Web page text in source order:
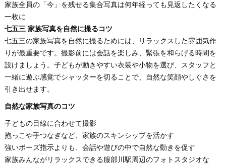
家族全員の「今」を残せる集合写真は何年経っても見返したくなる
一枚に
七五三 家族写真を自然に撮るコツ
七五三の家族写真を自然に撮るためには、リラックスした雰囲気作
りが最重要です。撮影前には会話を楽しみ、緊張を和らげる時間を
設けましょう。子どもが動きやすい衣装や小物を選び、スタッフと
一緒に遊ぶ感覚でシャッターを切ることで、自然な笑顔やしぐさを
引き出せます。
自然な家族写真のコツ
子どもの目線に合わせて撮影
抱っこや手つなぎなど、家族のスキンシップを活かす
強いポーズ指示よりも、会話や遊びの中で自然な動きを促す
家族みんながリラックスできる服部川駅周辺のフォトスタジオな